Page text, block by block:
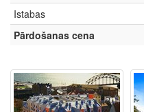
Istabas
Pārdošanas cena